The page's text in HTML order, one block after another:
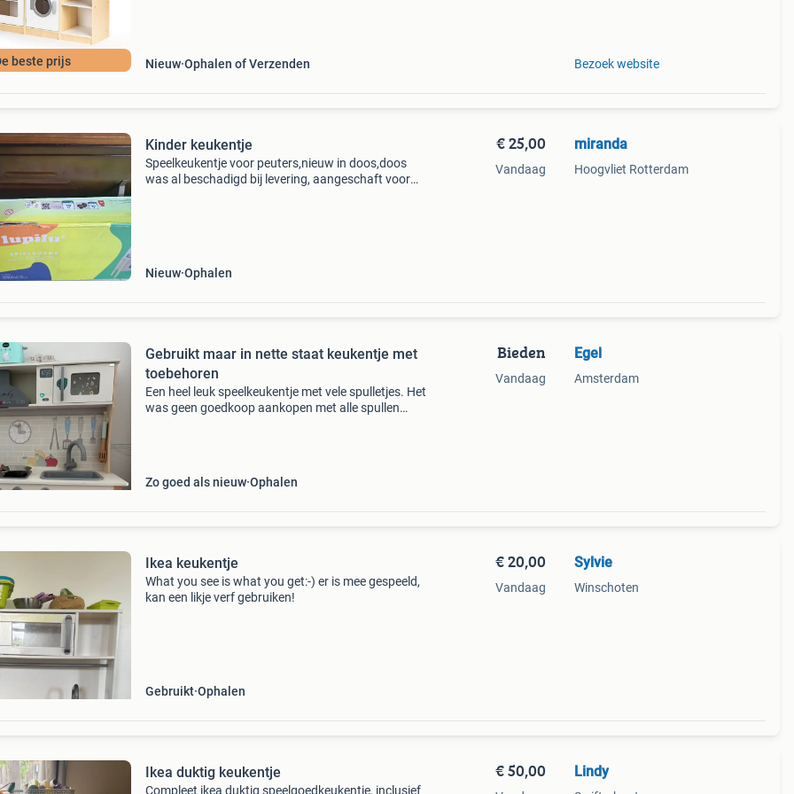
beste prijs Nieuw Ophalen of Verzenden Bezoek website
Kinder keukentje
Speelkeukentje voor peuters,nieuw in doos,doos
was al beschadigd bij levering, aangeschaft voor
Nieuw Ophalen
€ 25,00
Vandaag
miranda
Hoogvliet Rotterdam
Gebruikt maar in nette staat keukentje met
toebehoren
Een heel leuk speelkeukentje met vele spulletjes. Het
was geen goedkoop aankopen met alle spullen
Zo goed als nieuw Ophalen
Bieden
Vandaag
Egel
Amsterdam
Ikea keukentje
What you see is what you get:-) er is mee gespeeld,
kan een likje verf gebruiken!
Gebruikt Ophalen
€ 20,00
Vandaag
Sylvie
Winschoten
Ikea duktig keukentje
Compleet ikea duktig speelgoedkeukentje, inclusief
€ 50,00 Lindy